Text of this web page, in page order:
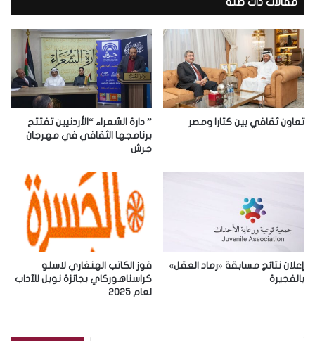
د
ك
ا
ل
إ
ل
ت
ر
تعاون ثقافي بين كتارا ومصر
” دارة الشعراء “الأردنيين تفتتح
برنامجها الثقافي في مهرجان
جرش
إعلان نتائج مسابقة «رماد العقل»
بالفجيرة
فوز الكاتب الهنغاري لاسلو
كراسناهوركاي بجائزة نوبل للآداب
لعام 2025